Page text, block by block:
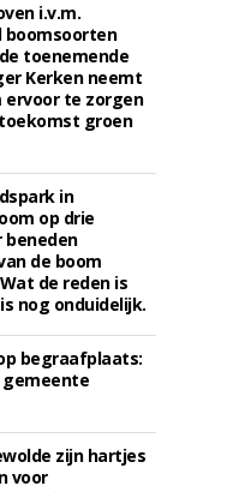
i.v.m.
boomsoorten
toenemende
Kerken neemt
te zorgen
groen
in
op drie
de boom
de reden is
nog onduidelijk.
begraafplaats:
zijn hartjes
voor